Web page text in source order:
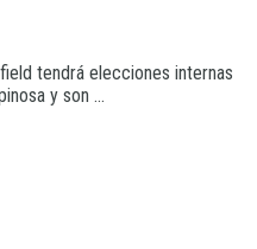
tendrá elecciones internas
y son ...